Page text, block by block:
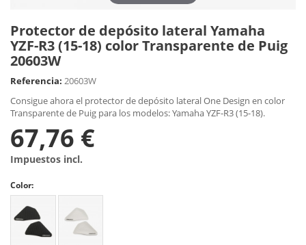
Protector de depósito lateral Yamaha
YZF-R3 (15-18) color Transparente de Puig
20603W
Referencia: 20603W
Consigue ahora el protector de depósito lateral One Design en color
Transparente de Puig para los modelos: Yamaha YZF-R3 (15-18).
67,76 €
Impuestos incl.
Color: